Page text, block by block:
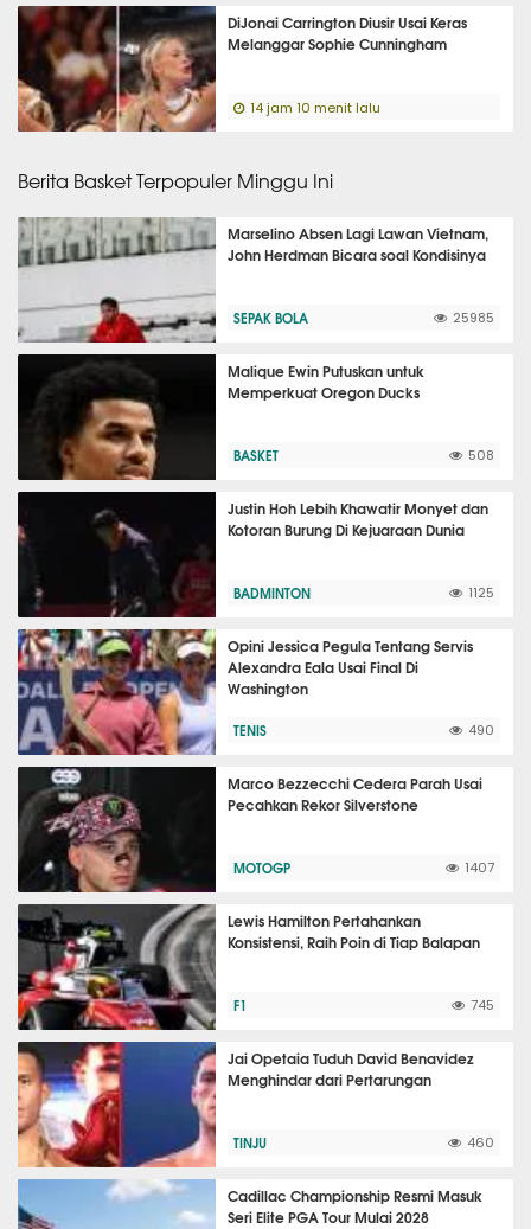
DiJonai Carrington Diusir Usai Keras
Melanggar Sophie Cunningham
14 jam 10 menit lalu
Berita Basket Terpopuler Minggu Ini
Marselino Absen Lagi Lawan Vietnam,
John Herdman Bicara soal Kondisinya
SEPAK BOLA 25985
Malique Ewin Putuskan untuk
Memperkuat Oregon Ducks
BASKET 508
Justin Hoh Lebih Khawatir Monyet dan
Kotoran Burung Di Kejuaraan Dunia
BADMINTON 1125
Opini Jessica Pegula Tentang Servis
Alexandra Eala Usai Final Di
Washington
TENIS 490
Marco Bezzecchi Cedera Parah Usai
Pecahkan Rekor Silverstone
MOTOGP 1407
Lewis Hamilton Pertahankan
Konsistensi, Raih Poin di Tiap Balapan
F1 745
Jai Opetaia Tuduh David Benavidez
Menghindar dari Pertarungan
TINJU 460
Cadillac Championship Resmi Masuk
Seri Elite PGA Tour Mulai 2028